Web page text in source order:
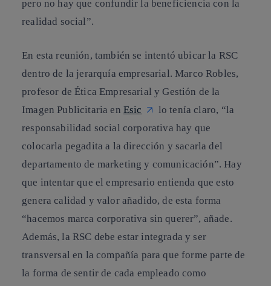
pero no hay que confundir la beneficiencia con la
realidad social”.
En esta reunión, también se intentóubicar la RSC
dentro de la jerarquía empresarial. Marco Robles,
profesor de Ética Empresarial y Gestión de la
Imagen Publicitaria en Esic
lo tenía claro, “la
responsabilidad social corporativa hay que
colocarla pegadita a la dirección y sacarla del
departamento de marketing y comunicación”. Hay
que intentar que el empresario entienda que esto
genera calidad y valor añadido, de esta forma
“hacemos marca corporativa sin querer”, añade.
Además,la RSC debe estar integrada y ser
transversal en la compañía para que forme parte de
la forma de sentir de cada empleado como